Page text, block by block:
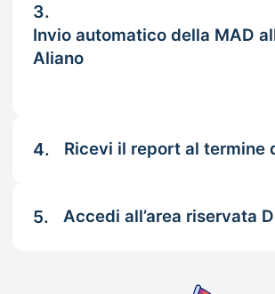
3.
Invio automatico della MAD
Aliano
4. Ricevi il report al termine
5. Accedi all’area riservata